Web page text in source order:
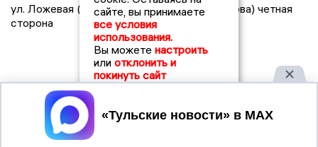
ул. Ложевая (от ул.Металлургов до ул.Кирова) четная
сторона
частичный ремонт тротуара плиткой
сайте, вы принимаете
все условия
использования.
Вы можете настроить
или отклонить и
покинуть сайт
Принять